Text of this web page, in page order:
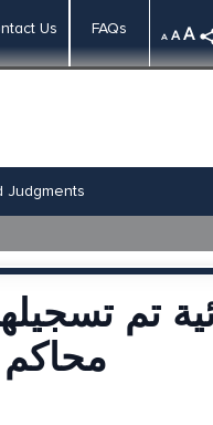
Us FAQs A A A
Judgments
قضائية تم